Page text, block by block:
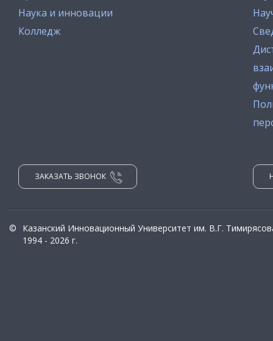
Наука и инновации
Колледж
ЗАКАЗАТЬ ЗВОНОК
©
Казанский Инновационный Университет им. В.Г.
1994 - 2026 г.